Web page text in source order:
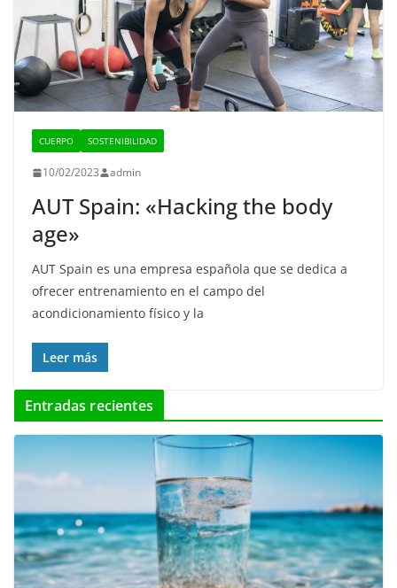
CUERPO SOSTENIBILIDAD
10/02/2023 admin
AUT Spain: «Hacking the body
age»
AUT Spain es una empresa española que se dedica a
ofrecer entrenamiento en el campo del
acondicionamiento físico y la
Leer más
Entradas recientes